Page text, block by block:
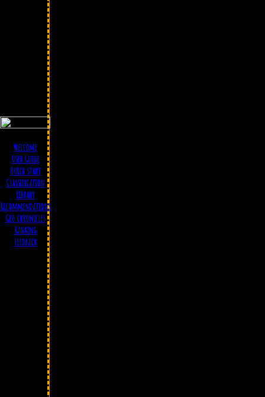
Welcome
User Guide
Quick start
Classification
Library
Recommendations
Geo chronicles
Ranking
Feedback